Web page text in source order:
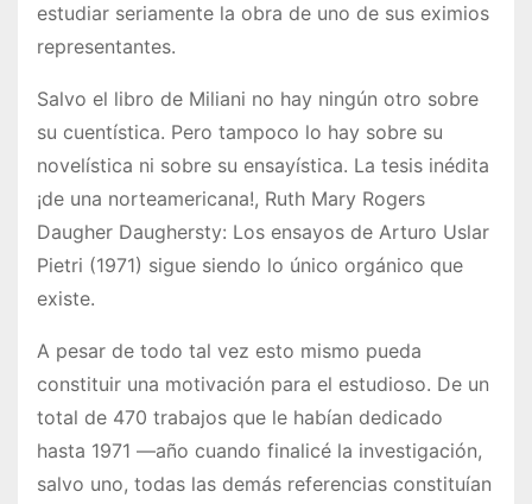
estudiar seriamente la obra de uno de sus eximios
representantes.
Salvo el libro de Miliani no hay ningún otro sobre
su cuentística. Pero tampoco lo hay sobre su
novelística ni sobre su ensayística. La tesis inédita
¡de una norteamericana!, Ruth Mary Rogers
Daugher Daughersty: Los ensayos de Arturo Uslar
Pietri (1971) sigue siendo lo único orgánico que
existe.
A pesar de todo tal vez esto mismo pueda
constituir una motivación para el estudioso. De un
total de 470 trabajos que le habían dedicado
hasta 1971 —año cuando finalicé la investigación,
salvo uno, todas las demás referencias constituían